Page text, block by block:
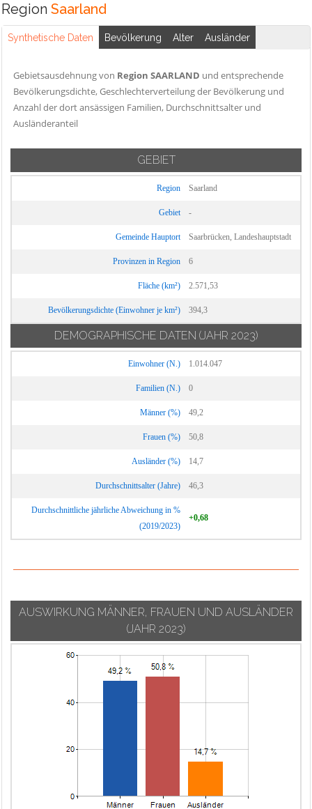
Region Saarland
Synthetische Daten Bevölkerung Alter Ausländer
Gebietsausdehnung von Region SAARLAND und entsprechende
Bevölkerungsdichte, Geschlechterverteilung der Bevölkerung und
Anzahl der dort ansässigen Familien, Durchschnittsalter und
Ausländeranteil
GEBIET
Region Saarland
Gebiet -
Gemeinde Hauptort Saarbrücken, Landeshauptstadt
Provinzen in Region 6
Fläche (km²) 2.571,53
Bevölkerungsdichte (Einwohner je km²) 394,3
DEMOGRAPHISCHE DATEN (JAHR 2023)
Einwohner (N.) 1.014.047
Familien (N.) 0
Männer (%) 49,2
Frauen (%) 50,8
Ausländer (%) 14,7
Durchschnittsalter (Jahre) 46,3
Durchschnittliche jährliche Abweichung in %
(2019/2023)
+0,68
AUSWIRKUNG MÄNNER, FRAUEN UND AUSLÄNDER
(JAHR 2023)